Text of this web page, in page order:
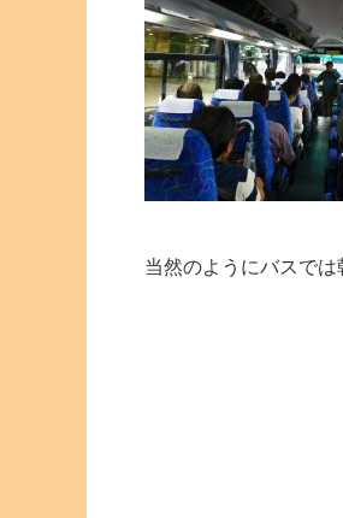
当然のようにバスでは